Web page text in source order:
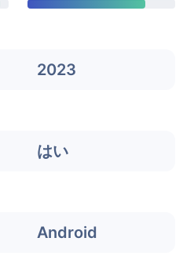
2023
はい
Android